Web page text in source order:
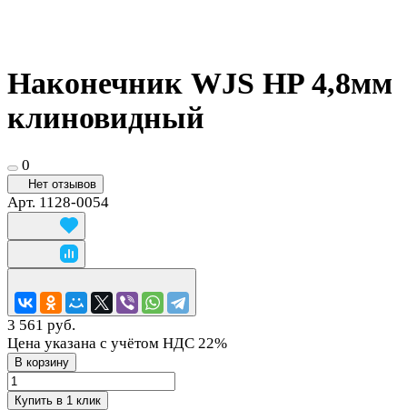
Наконечник WJS HP 4,8мм
клиновидный
0
Нет отзывов
Арт. 1128-0054
3 561 руб.
Цена указана с учётом НДС 22%
В корзину
Купить в 1 клик